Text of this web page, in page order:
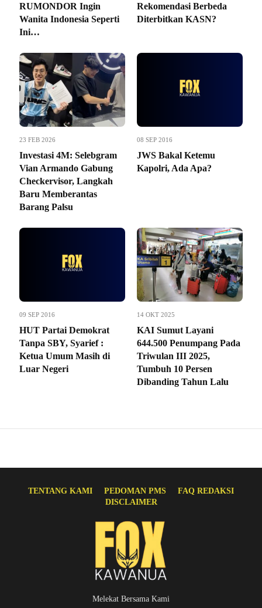
RUMONDOR Ingin
Wanita Indonesia Seperti
Ini…
Rekomendasi Berbeda
Diterbitkan KASN?
23 FEB 2026
Investasi 4M: Selebgram
Vian Armando Gabung
Checkervisor, Langkah
Baru Memberantas
Barang Palsu
08 SEP 2016
JWS Bakal Ketemu
Kapolri, Ada Apa?
09 SEP 2016
HUT Partai Demokrat
Tanpa SBY, Syarief :
Ketua Umum Masih di
Luar Negeri
14 OKT 2025
KAI Sumut Layani
644.500 Penumpang Pada
Triwulan III 2025,
Tumbuh 10 Persen
Dibanding Tahun Lalu
TENTANG KAMI PEDOMAN PMS
FAQ REDAKSI
DISCLAIMER
Melekat Bersama Kami